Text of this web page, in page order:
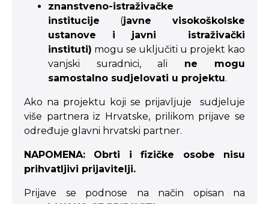
znanstveno-istraživačke
institucije (javne visokoškolske
ustanove i javni istraživački
instituti) mogu se uključiti u projekt kao
vanjski suradnici, ali ne mogu
samostalno sudjelovati u projektu.
Ako na projektu koji se prijavljuje sudjeluje
više partnera iz Hrvatske, prilikom prijave se
određuje glavni hrvatski partner.
NAPOMENA: Obrti i fizičke osobe nisu
prihvatljivi prijavitelji.
Prijave se podnose na način opisan na